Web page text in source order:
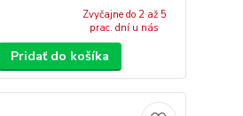
Zvyčajne do 2 až 5
prac. dní u nás
Pridať do košíka